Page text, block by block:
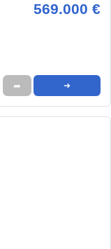
569.000 €
➦ ➜